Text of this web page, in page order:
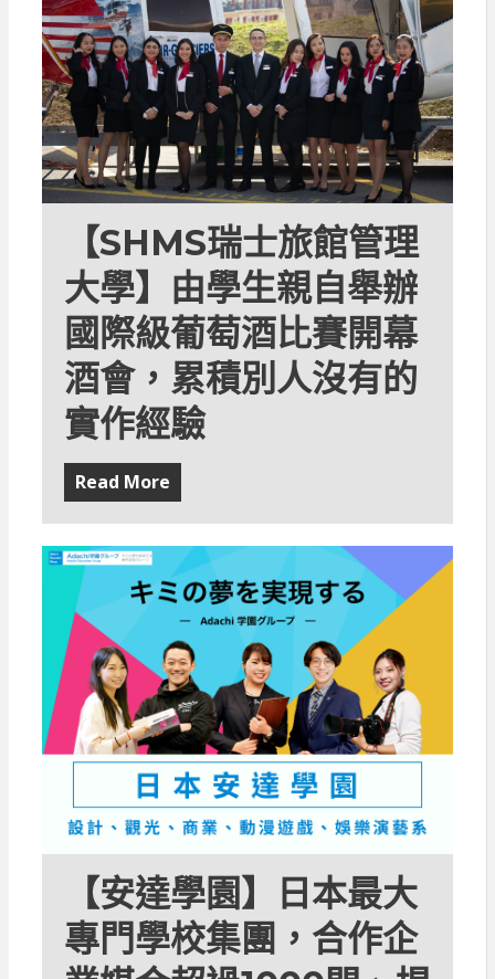
【SHMS瑞士旅館管理
大學】由學生親自舉辦
國際級葡萄酒比賽開幕
酒會，累積別人沒有的
實作經驗
Read More
【安達學園】日本最大
專門學校集團，合作企